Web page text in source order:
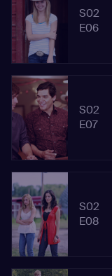
S02
E06
S02
E07
S02
E08